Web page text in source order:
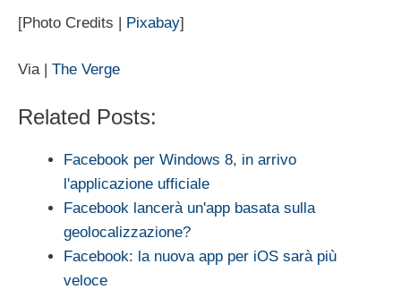
[Photo Credits | Pixabay]
Via | The Verge
Related Posts:
Facebook per Windows 8, in arrivo
l'applicazione ufficiale
Facebook lancerà un'app basata sulla
geolocalizzazione?
Facebook: la nuova app per iOS sarà più
veloce